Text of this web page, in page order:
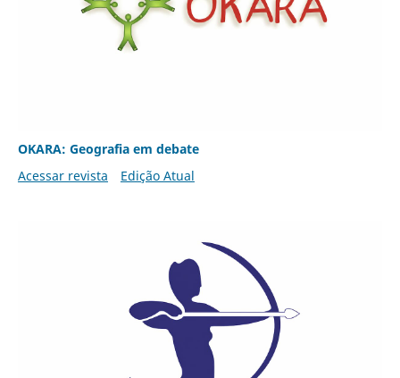
OKARA: Geografia em debate
Acessar revista
Edição Atual